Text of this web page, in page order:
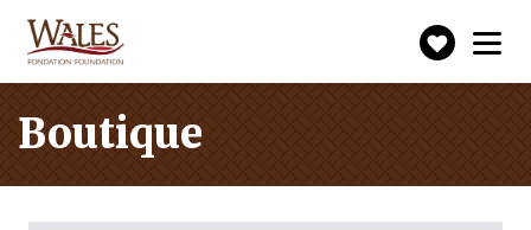
Faire
un
Toggle
navigation
Boutique